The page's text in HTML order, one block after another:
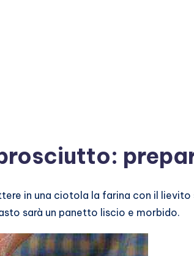
in una ciotola la farina con il
sarà un panetto liscio e morbido.